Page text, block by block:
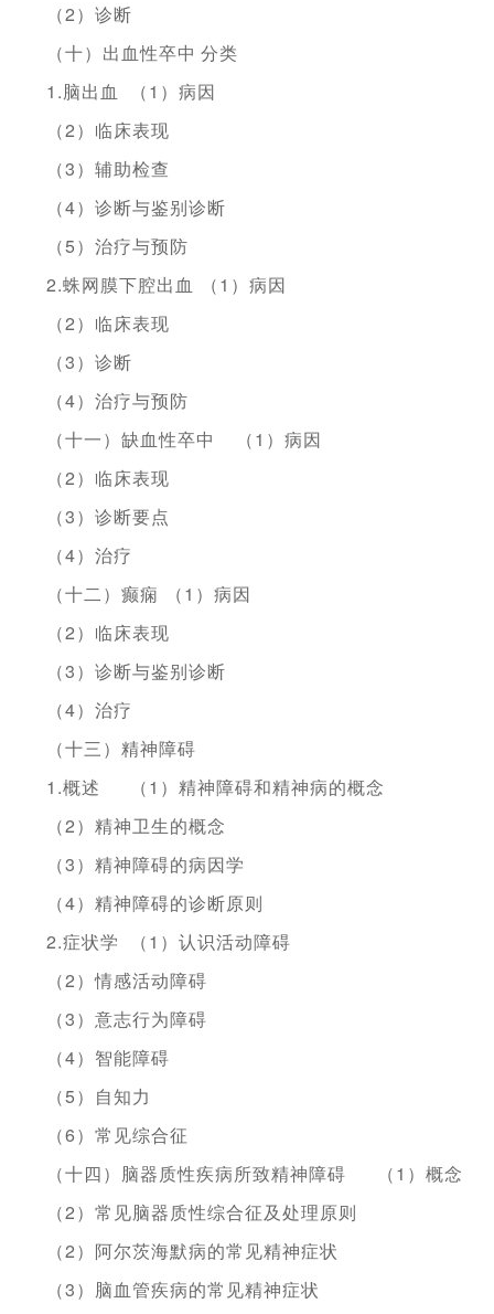
（2）诊断
（十）出血性卒中 分类
1.脑出血
（1）病因
（2）临床表现
（3）辅助检查
（4）诊断与鉴别诊断
（5）治疗与预防
2.蛛网膜下腔出血
（1）病因
（2）临床表现
（3）诊断
（4）治疗与预防
（十一）缺血性卒中
（1）病因
（2）临床表现
（3）诊断要点
（4）治疗
（十二）癫痫
（1）病因
（2）临床表现
（3）诊断与鉴别诊断
（4）治疗
（十三）精神障碍
1.概述
（1）精神障碍和精神病的概念
（2）精神卫生的概念
（3）精神障碍的病因学
（4）精神障碍的诊断原则
2.症状学
（1）认识活动障碍
（2）情感活动障碍
（3）意志行为障碍
（4）智能障碍
（5）自知力
（6）常见综合征
（十四）脑器质性疾病所致精神障碍
（1）概念
（2）常见脑器质性综合征及处理原则
（2）阿尔茨海默病的常见精神症状
（3）脑血管疾病的常见精神症状